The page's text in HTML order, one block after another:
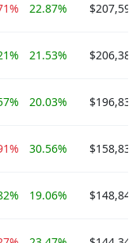
22.87%
21.53%
20.03%
30.56%
19.06%